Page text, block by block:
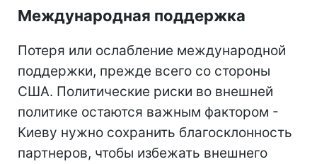
Международная поддержка
Потеря или ослабление международной
поддержки, прежде всего со стороны
США. Политические риски во внешней
политике остаются важным фактором -
Киеву нужно сохранить благосклонность
партнеров, чтобы избежать внешнего